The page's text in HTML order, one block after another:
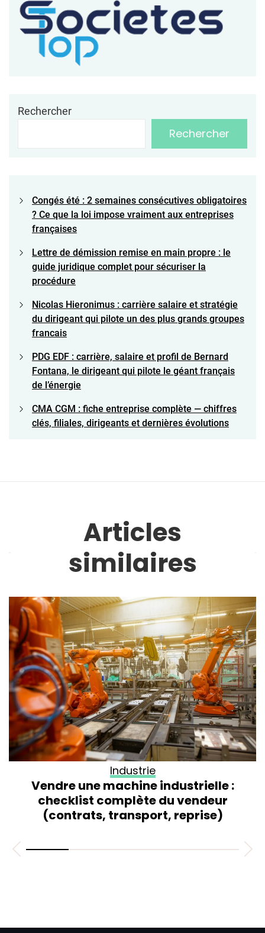
Rechercher
Rechercher
Congés été : 2 semaines consécutives obligatoires
? Ce que la loi impose vraiment aux entreprises
françaises
Lettre de démission remise en main propre : le
guide juridique complet pour sécuriser la
procédure
Nicolas Hieronimus : carrière salaire et stratégie
du dirigeant qui pilote un des plus grands groupes
francais
PDG EDF : carrière, salaire et profil de Bernard
Fontana, le dirigeant qui pilote le géant français
de l’énergie
CMA CGM : fiche entreprise complète — chiffres
clés, filiales, dirigeants et dernières évolutions
Articles
similaires
Industrie
Vendre une machine industrielle :
checklist complète du vendeur
(contrats, transport, reprise)